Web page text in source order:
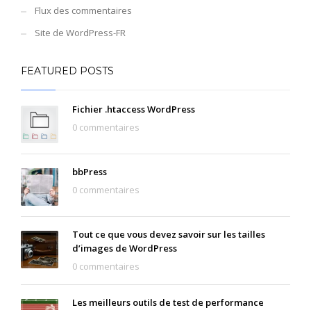
Flux des commentaires
Site de WordPress-FR
FEATURED POSTS
Fichier .htaccess WordPress
0 commentaires
bbPress
0 commentaires
Tout ce que vous devez savoir sur les tailles
d’images de WordPress
0 commentaires
Les meilleurs outils de test de performance